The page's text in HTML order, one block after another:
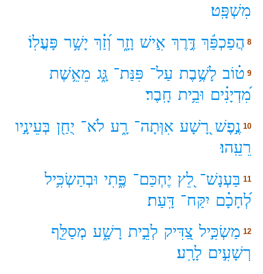
מִשְׁפָּֽט׃
8 הֲפַכְפַּ֬ךְ דֶּ֣רֶךְ אִ֣ישׁ וָזָ֑ר וְ֝זַ֗ךְ יָשָׁ֥ר פָּעֳלֽוֹ׃
9 ט֗וֹב לָשֶׁ֥בֶת עַל־ פִּנַּת־ גָּ֑ג מֵאֵ֥שֶׁת
מִ֝דְיָנִ֗ים וּבֵ֥ית חָֽבֶר׃
10 נֶ֣פֶשׁ רָ֭שָׁע אִוְּתָה־ רָ֑ע לֹא־ יֻחַ֖ן בְּעֵינָ֣יו
רֵעֵֽהוּ׃
11 בַּעְנָשׁ־ לֵ֭ץ יֶחְכַּם־ פֶּ֑תִי וּבְהַשְׂכִּ֥יל
לְ֝חָכָ֗ם יִקַּח־ דָּֽעַת׃
12 מַשְׂכִּ֣יל צַ֭דִּיק לְבֵ֣ית רָשָׁ֑ע מְסַלֵּ֖ף
רְשָׁעִ֣ים לָרָֽע׃